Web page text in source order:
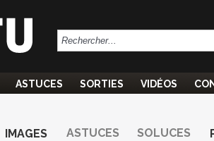
ASTUCES SORTIES VIDÉOS
IMAGES ASTUCES SOLUCES